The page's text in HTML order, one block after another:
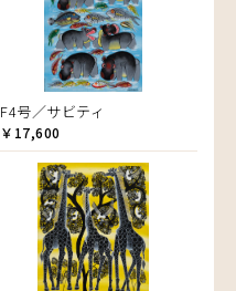
F4号／サビティ
￥17,600